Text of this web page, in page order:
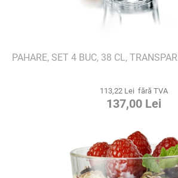
PAHARE, SET 4 BUC, 38 CL,
113,22 Lei fără TVA
137,00 Lei